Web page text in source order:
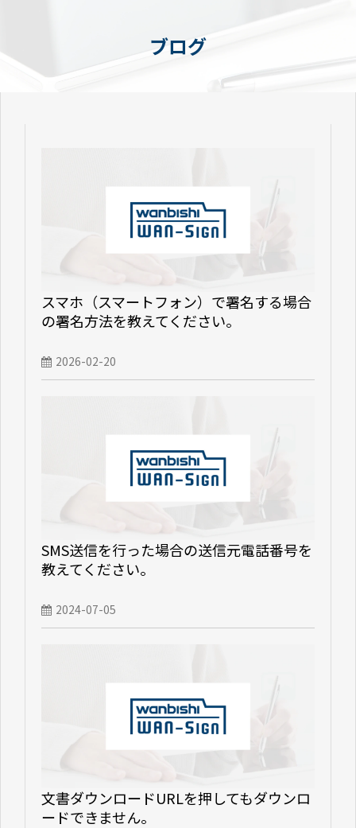
ブログ
スマホ（スマートフォン）で署名する場合
の署名方法を教えてください。
2026-02-20
SMS送信を行った場合の送信元電話番号を
教えてください。
2024-07-05
文書ダウンロードURLを押してもダウンロ
ードできません。